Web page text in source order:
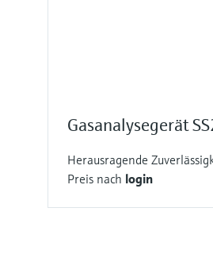
Gasanalysegerät
Herausragende
Preis nach login